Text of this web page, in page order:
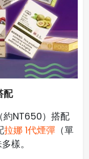
配
約NT650）搭配
拉娜 1代煙彈 （單
樣。